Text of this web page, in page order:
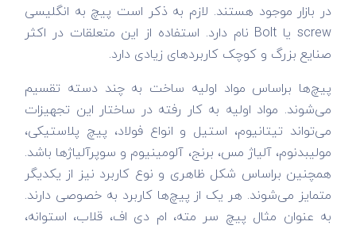
در بازار موجود هستند. لازم به ذکر است پیچ به انگلیسی
screw یا Bolt نام دارد. استفاده از این متعلقات در اکثر
صنایع بزرگ و کوچک کاربردهای زیادی دارد.
پیچ‌ها براساس مواد اولیه ساخت به چند دسته تقسیم
می‌شوند. مواد اولیه به کار رفته در ساختار این تجهیزات
می‌تواند تیتانیوم، استیل و انواع فولاد، پیچ پلاستیکی،
مولیبدنوم، آلیاژ مس، برنج، آلومینیوم و سوپرآلیاژ‌ها باشد.
همچنین براساس شکل ظاهری و نوع کاربرد نیز از یکدیگر
متمایز می‌شوند. هر یک از پیچ‌ها کاربرد به خصوصی دارند.
به عنوان مثال پیچ سر مته، ام دی اف، قلاب، استوانه،